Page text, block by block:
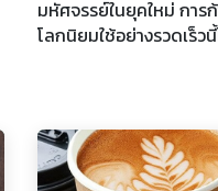
มหัศจรรย์ในยุคใหม่ กา
โลกนิยมใช้อย่างรวดเร็วนี้